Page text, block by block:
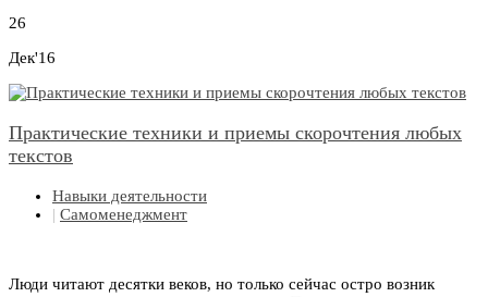
26
Дек'16
Практические техники и приемы скорочтения любых
текстов
Навыки деятельности
| Самоменеджмент
Люди читают десятки веков, но только сейчас остро возник